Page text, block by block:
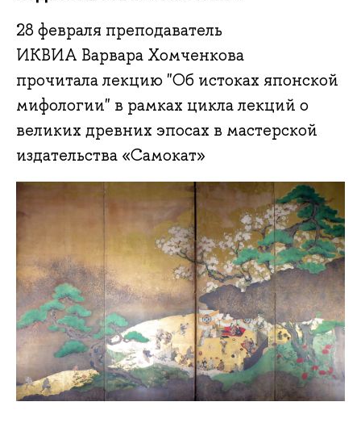
28 февраля преподаватель
ИКВИА Варвара Хомченкова
прочитала лекцию "Об истоках японской
мифологии" в рамках цикла лекций о
великих древних эпосах в мастерской
издательства «Самокат»